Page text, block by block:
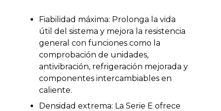
Fiabilidad máxima: Prolonga la vida
útil del sistema y mejora la resistencia
general con funciones como la
comprobación de unidades,
antivibración, refrigeración mejorada y
componentes intercambiables en
caliente.
Densidad extrema: La Serie E ofrece